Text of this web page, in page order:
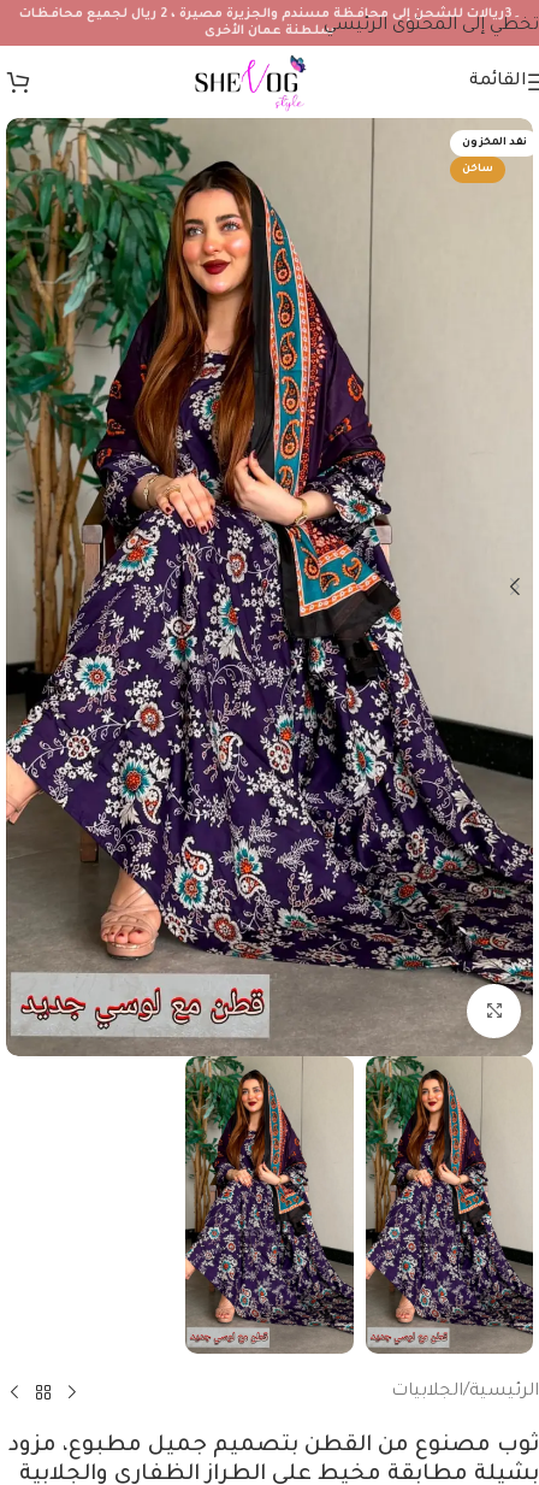
تخطي إلى المحتوى الرئيسي
۔3ريالات للشحن إلى محافظة مسندم والجزيرة مصيرة ، 2 ريال لجميع محافظات
سلطنة عمان الأخرى
القائمة
نفد المخزون
ساخن
انقر للتكبير
الرئيسية/الجلابيات
ثوب مصنوع من القطن بتصميم جميل مطبوع، مزود
بشيلة مطابقة مخيط على الطراز الظفاري والجلابية